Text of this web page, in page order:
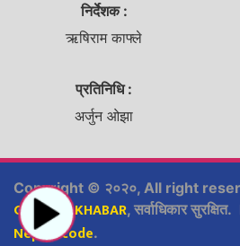
निर्देशक :
ऋषिराम काफ्ले
प्रतिनिधि :
अर्जुन ओझा
Copyright © २०२०, All right
GURUKULKHABAR, सर्वाधिकार
Nepsyscode.